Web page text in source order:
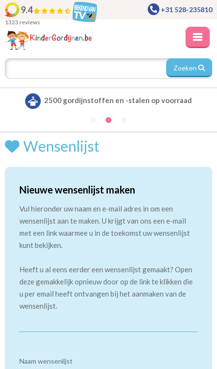
9.4
1323 reviews
+31 528-235810
Zoeken
2500 gordijnstoffen en -stalen op voorraad
Wensenlijst
Nieuwe wensenlijst maken
Vul hieronder uw naam en e-mail adres in om een
wensenlijst aan te maken. U krijgt van ons een e-mail
met een link waarmee u in de toekomst uw wensenlijst
kunt bekijken.
Heeft u al eens eerder een wensenlijst gemaakt? Open
deze gemakkelijk opnieuw door op de link te klikken die
u per email heeft ontvangen bij het aanmaken van de
wensenlijst.
Naam wensenlijst